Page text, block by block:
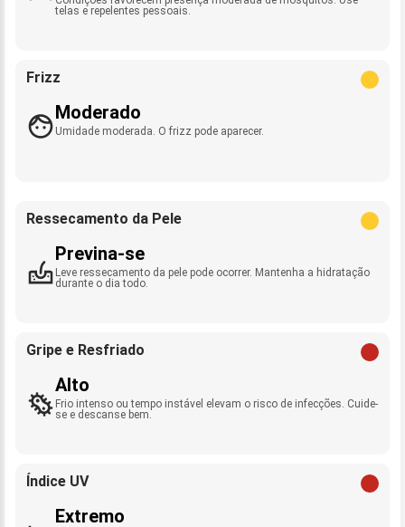
telas e repelentes pessoais.
Frizz
Moderado
Umidade moderada. O frizz pode aparecer.
Ressecamento da Pele
Previna-se
Leve ressecamento da pele pode ocorrer. Mantenha a hidratação
durante o dia todo.
Gripe e Resfriado
Alto
Frio intenso ou tempo instável elevam o risco de infecções. Cuide-
se e descanse bem.
Índice UV
Extremo